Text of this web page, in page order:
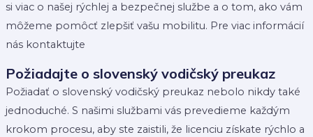
si viac o našej rýchlej a bezpečnej službe a o tom, ako vám
môžeme pomôcť zlepšiť vašu mobilitu. Pre viac informácií
nás kontaktujte
Požiadajte o slovenský vodičský preukaz
Požiadať o slovenský vodičský preukaz nebolo nikdy také
jednoduché. S našimi službami vás prevedieme každým
krokom procesu, aby ste zaistili, že licenciu získate rýchlo a